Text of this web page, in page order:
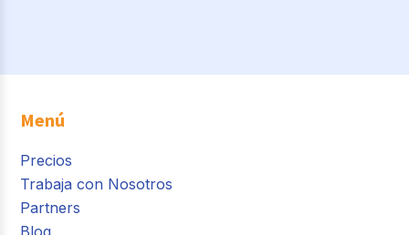
Menú
Precios
Trabaja con Nosotros
Partners